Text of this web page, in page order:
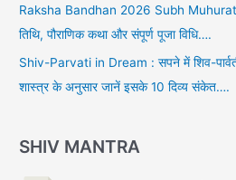
Raksha Bandhan 2026 Subh Muhurat
तिथि, पौराणिक कथा और संपूर्ण पूजा विधि….
Shiv-Parvati in Dream : सपने में शिव-
शास्त्र के अनुसार जानें इसके 10 दिव्य संकेत….
SHIV MANTRA